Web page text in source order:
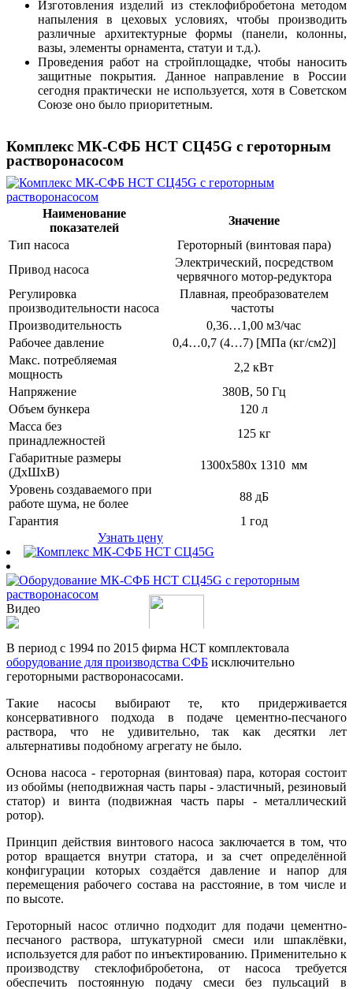
Изготовления изделий из стеклофибробетона методом
напыления в цеховых условиях, чтобы производить
различные архитектурные формы (панели, колонны,
вазы, элементы орнамента, статуи и т.д.).
Проведения работ на стройплощадке, чтобы наносить
защитные покрытия. Данное направление в России
сегодня практически не используется, хотя в Советском
Союзе оно было приоритетным.
Комплекс МК-СФБ НСТ СЦ45G с героторным
растворонасосом
Наименование
показателей
Значение
Тип насоса
Героторный (винтовая пара)
Привод насоса
Электрический, посредством
червячного мотор-редуктора
Регулировка
производительности насоса
Плавная, преобразователем
частоты
Производительность
0,36…1,00 м3/час
Рабочее давление
0,4…0,7 (4…7) [МПа (кг/см2)]
Макс. потребляемая
мощность
2,2 кВт
Напряжение
380В, 50 Гц
Объем бункера
120 л
Масса без
принадлежностей
125 кг
Габаритные размеры
(ДхШхВ)
1300х580х 1310 мм
Уровень создаваемого при
работе шума, не более
88 дБ
Гарантия
1 год
Узнать цену
Видео
В период с 1994 по 2015 фирма НСТ комплектовала
оборудование для производства СФБ исключительно
героторными растворонасосами.
Такие насосы выбирают те, кто придерживается
консервативного подхода в подаче цементно-песчаного
раствора, что не удивительно, так как десятки лет
альтернативы подобному агрегату не было.
Основа насоса - героторная (винтовая) пара, которая состоит
из обоймы (неподвижная часть пары - эластичный, резиновый
статор) и винта (подвижная часть пары - металлический
ротор).
Принцип действия винтового насоса заключается в том, что
ротор вращается внутри статора, и за счет определённой
конфигурации которых создаётся давление и напор для
перемещения рабочего состава на расстояние, в том числе и
по высоте.
Героторный насос отлично подходит для подачи цементно-
песчаного раствора, штукатурной смеси или шпаклёвки,
используется для работ по инъектированию. Применительно к
производству стеклофибробетона, от насоса требуется
обеспечить постоянную подачу смеси без пульсаций в